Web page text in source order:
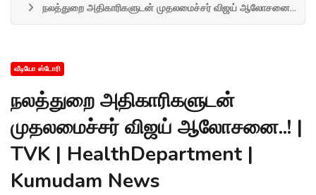
நலத்துறை அதிகாரிகளுடன் முதலமைச்சர் விஜய் ஆலோசனை...
வீடியோ ஸ்டோரி
நலத்துறை அதிகாரிகளுடன்
முதலமைச்சர் விஜய் ஆலோசனை..! |
TVK | HealthDepartment |
Kumudam News